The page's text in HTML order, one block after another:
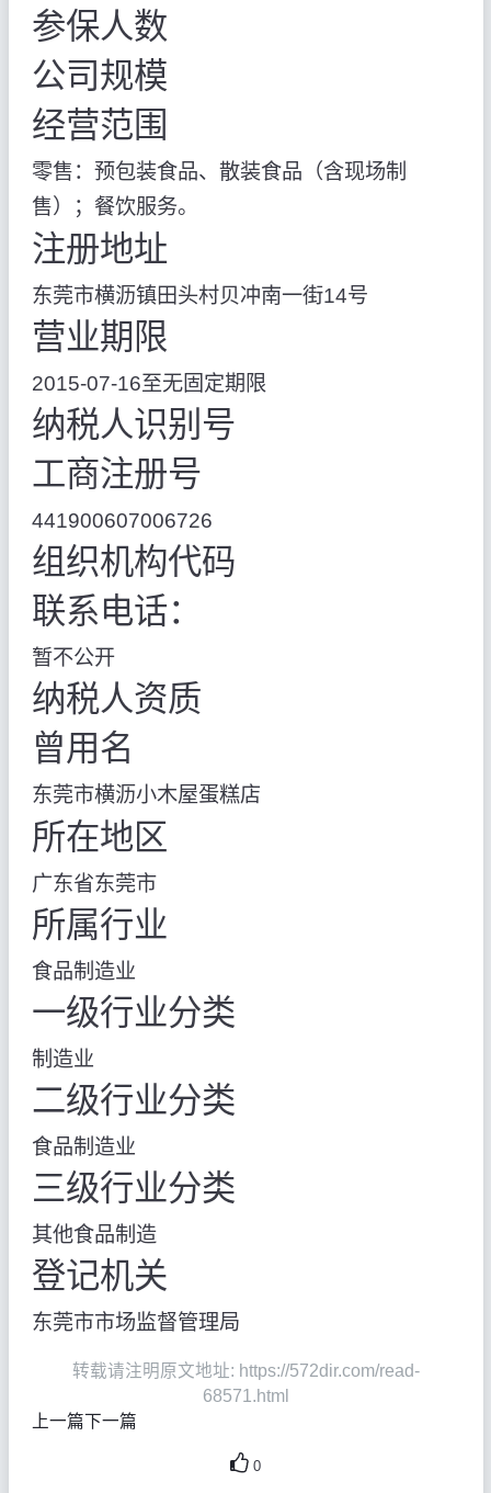
参保人数
公司规模
经营范围
零售：预包装食品、散装食品（含现场制
售）；餐饮服务。
注册地址
东莞市横沥镇田头村贝冲南一街14号
营业期限
2015-07-16至无固定期限
纳税人识别号
工商注册号
441900607006726
组织机构代码
联系电话：
暂不公开
纳税人资质
曾用名
东莞市横沥小木屋蛋糕店
所在地区
广东省东莞市
所属行业
食品制造业
一级行业分类
制造业
二级行业分类
食品制造业
三级行业分类
其他食品制造
登记机关
东莞市市场监督管理局
转载请注明原文地址: https://572dir.com/read-
68571.html
上一篇 下一篇
0